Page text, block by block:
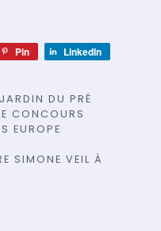
Pin LinkedIn
DU PRÉ
CONCOURS
EUROPE
SIMONE VEIL À